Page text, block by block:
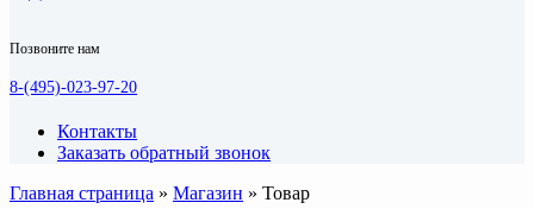
Позвоните нам
8-(495)-023-97-20
Контакты
Заказать обратный звонок
Главная страница » Магазин » Товар